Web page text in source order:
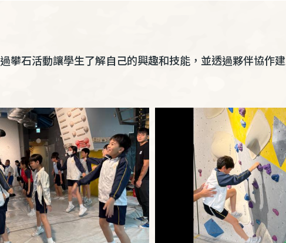
攀石活動讓學生了解自己的興趣和技能，並透過夥伴協作